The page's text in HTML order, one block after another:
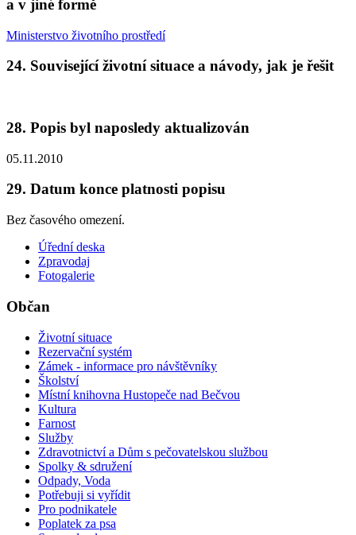
a v jiné formě
Ministerstvo životního prostředí
24. Související životní situace a návody, jak je řešit
28. Popis byl naposledy aktualizován
05.11.2010
29. Datum konce platnosti popisu
Bez časového omezení.
Úřední deska
Zpravodaj
Fotogalerie
Občan
Životní situace
Rezervační systém
Zámek - informace pro návštěvníky
Školství
Místní knihovna Hustopeče nad Bečvou
Kultura
Farnost
Služby
Zdravotnictví a Dům s pečovatelskou službou
Spolky & sdružení
Odpady, Voda
Potřebuji si vyřídit
Pro podnikatele
Poplatek za psa